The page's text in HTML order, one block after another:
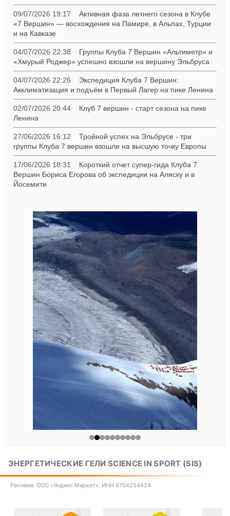
09/07/2026 19:17
Активная фаза летнего сезона в Клубе
«7 Вершин» — восхождения на Памире, в Альпах, Турции
и на Кавказе
04/07/2026 22:38
Группы Клуба 7 Вершин «Альтиметр» и
«Хмурый Роджер» успешно взошли на вершину Эльбруса
04/07/2026 22:26
Экспедиция Клуба 7 Вершин:
Акклиматизация и подъём в Первый Лагер на пике Ленина
02/07/2026 20:44
Клуб 7 вершин - старт сезона на пике
Ленина
27/06/2026 16:12
Тройной успех на Эльбрусе - три
группы Клуба 7 вершин взошли на высшую точку Европы
17/06/2026 18:31
Короткий отчет супер-гида Клуба 7
Вершин Бориса Егорова об экспедиции на Аляску и в
Йосемити
ЭНЕРГЕТИЧЕСКИЕ ГЕЛИ SCIENCE IN SPORT (SIS)
Реклама. ООО «Яндекс Маркет», ИНН 9704254424